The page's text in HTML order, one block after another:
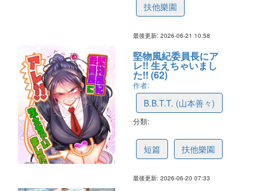
扶他樂園
最後更新: 2026-06-21 10:58
堅物風紀委員長にア
レ!! 生えちゃいまし
た!! (62)
作者:
B.B.T.T. (山本善々)
分類:
短篇 扶他樂園
最後更新: 2026-06-20 07:33